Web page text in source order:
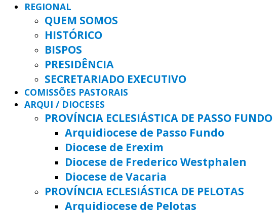
REGIONAL
QUEM SOMOS
HISTÓRICO
BISPOS
PRESIDÊNCIA
SECRETARIADO EXECUTIVO
COMISSÕES PASTORAIS
ARQUI / DIOCESES
PROVÍNCIA ECLESIÁSTICA DE PASSO FUNDO
Arquidiocese de Passo Fundo
Diocese de Erexim
Diocese de Frederico Westphalen
Diocese de Vacaria
PROVÍNCIA ECLESIÁSTICA DE PELOTAS
Arquidiocese de Pelotas